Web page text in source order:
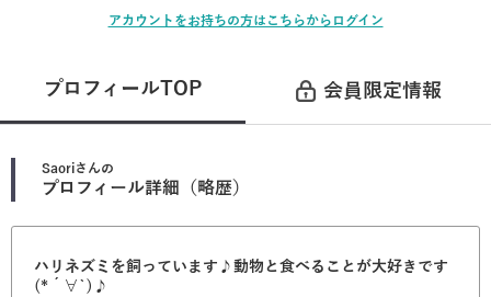
アカウントをお持ちの方はこちらからログイン
プロフィールTOP 会員限定情報
Saoriさんの
プロフィール詳細（略歴）
ハリネズミを飼っています♪動物と食べることが大好きです
(*´∀`)♪